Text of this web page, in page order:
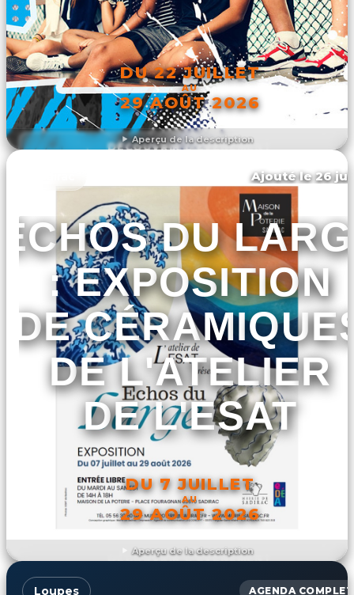
Aperçu de la description
DU 22 JUILLET
AU
29 AOÛT 2026
DÉCOUVRIR L'ÉVÉNEMENT
Aperçu de la description
Ajouté le 26
ÉCHOS DU
: EXPOSITION
DE
DE L'ATELIER
DE L'ESAT
DU 7 JUILLET
AU
29 AOÛT 2026
DÉCOUVRIR L'ÉVÉNEMENT
Loupes AGENDA COMPLET